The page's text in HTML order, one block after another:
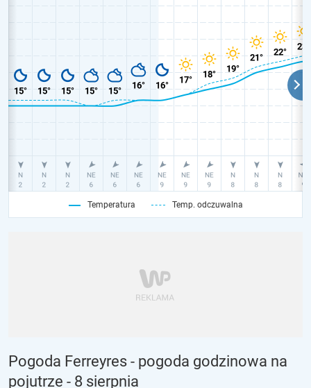
Temperatura Temp. odczuwalna
Pogoda Ferreyres - pogoda godzinowa na
pojutrze - 8 sierpnia